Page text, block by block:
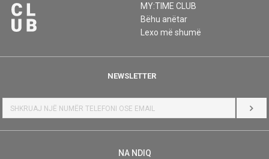
MY:TIME CLUB
Bëhu anëtar
Lexo më shumë
NEWSLETTER
HYR
NA NDIQ